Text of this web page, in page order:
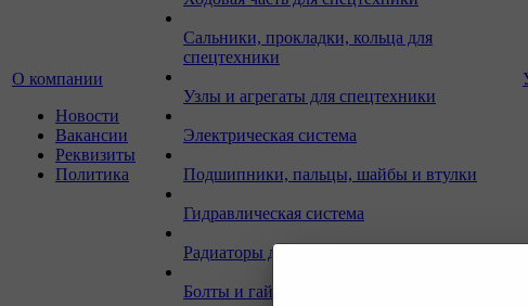
О компании
Новости
Вакансии
Реквизиты
Политика
Сальники, прокладки, кольца для
спецтехники
Узлы и агрегаты для спецтехники
Электрическая система
Подшипники, пальцы, шайбы и втулки
Гидравлическая система
Радиаторы для спецтехники
Болты и гайки для спецтехники